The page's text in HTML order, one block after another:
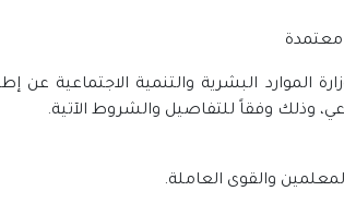
معتمدة
الموارد البشرية والتنمية الاجتماعية
وذلك وفقاً للتفاصيل والشروط الآتية.
والقوى العاملة.